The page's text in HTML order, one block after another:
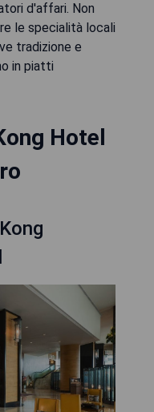
d'affari. Non
le specialità locali
tradizione e
in piatti
Hotel